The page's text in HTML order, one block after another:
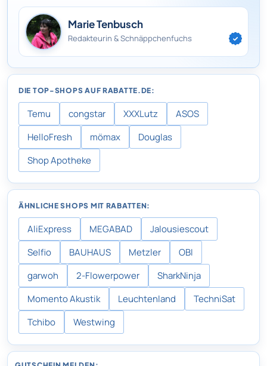
Marie Tenbusch
Redakteurin & Schnäppchenfuchs
DIE TOP-SHOPS AUF RABATTE.DE:
Temu congstar XXXLutz
ASOS
HelloFresh
mömax
Douglas
Shop Apotheke
ÄHNLICHE SHOPS MIT RABATTEN:
AliExpress MEGABAD
Jalousiescout
Selfio
BAUHAUS Metzler
OBI
garwoh
2-Flowerpower
SharkNinja
Momento Akustik
Leuchtenland
TechniSat
Tchibo
Westwing